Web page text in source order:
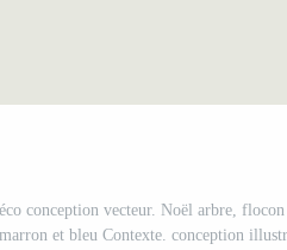
conception vecteur. Noël arbre,
et bleu Contexte. conception